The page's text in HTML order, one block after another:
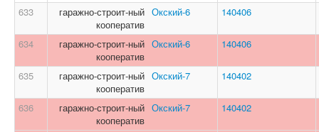
633
гаражно-строит-ный
кооператив
Окский-6 140406
634
гаражно-строит-ный
кооператив
Окский-6 140406
635
гаражно-строит-ный
кооператив
Окский-7 140402
636
гаражно-строит-ный
кооператив
Окский-7 140402